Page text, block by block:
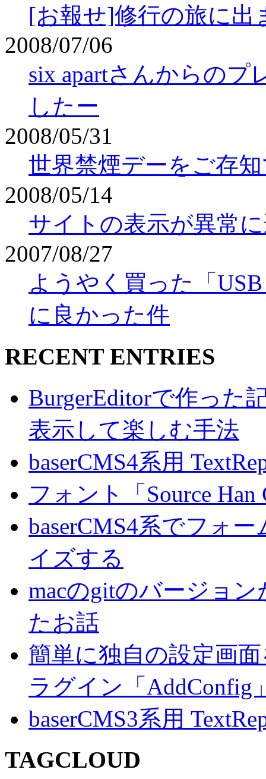
[お報せ]修行の旅に出
2008/07/06
six apartさんからのプ
したー
2008/05/31
世界禁煙デーをご存
2008/05/14
サイトの表示が異常
2007/08/27
ようやく買った「
に良かった件
RECENT ENTRIES
BurgerEditorで作った
表示して楽しむ手法
baserCMS4系用
フォント「Source
baserCMS4系でフォ
イズする
macのgitのバージョ
たお話
簡単に独自の設定画
ラグイン「AddConfig
baserCMS3系用
TAGCLOUD